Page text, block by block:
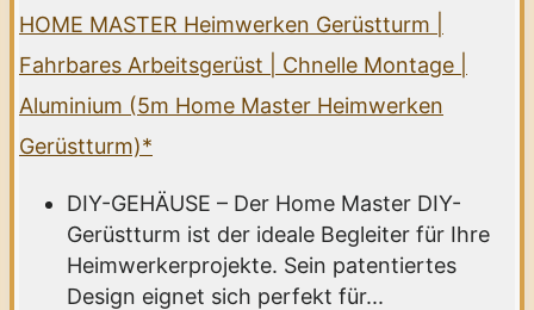
HOME MASTER Heimwerken Gerüstturm |
Fahrbares Arbeitsgerüst | Chnelle Montage |
Aluminium (5m Home Master Heimwerken
Gerüstturm)*
DIY-GEHÄUSE – Der Home Master DIY-
Gerüstturm ist der ideale Begleiter für Ihre
Heimwerkerprojekte. Sein patentiertes
Design eignet sich perfekt für...